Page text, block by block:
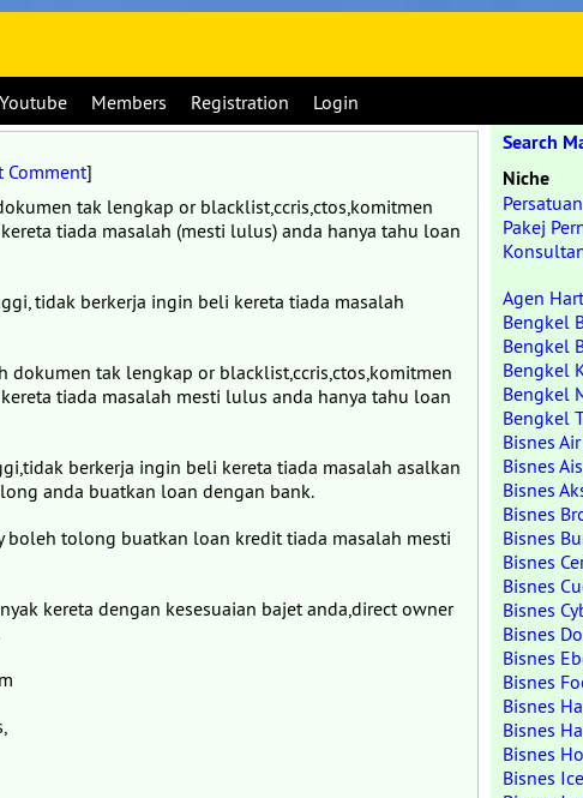
Youtube Members Registration Login
Comment]
tak lengkap or blacklist,ccris,ctos,komitmen
tiada masalah (mesti lulus) anda hanya tahu loan
tidak berkerja ingin beli kereta tiada masalah
dokumen tak lengkap or blacklist,ccris,ctos,komitmen
tiada masalah mesti lulus anda hanya tahu loan
berkerja ingin beli kereta tiada masalah asalkan
anda buatkan loan dengan bank.
boleh tolong buatkan loan kredit tiada masalah mesti
kereta dengan kesesuaian bajet anda,direct owner
Search
Niche
Persatuan
Pakej
Agen
Bengkel
Bengkel
Bengkel
Bengkel
Bengkel
Bisnes
Bisnes
Bisnes
Bisnes
Bisnes
Bisnes
Bisnes
Bisnes
Bisnes
Bisnes
Bisnes
Bisnes
Bisnes
Bisnes
Bisnes